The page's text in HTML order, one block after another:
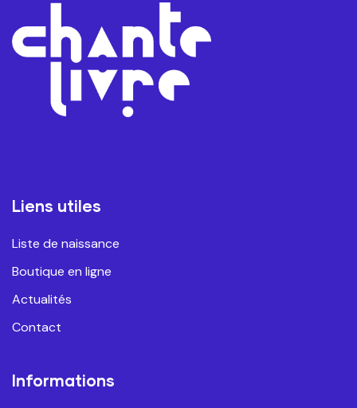
Liens utiles
Liste de naissance
Boutique en ligne
Actualités
Contact
Informations